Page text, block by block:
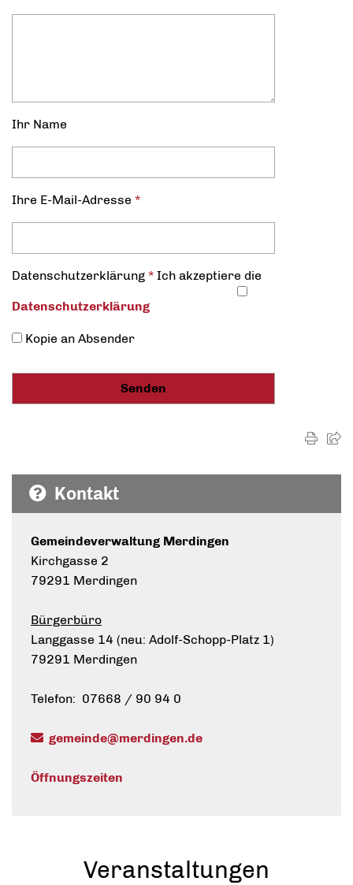
Ihr Name
Ihre E-Mail-Adresse *
Datenschutz­erklärung * Ich akzeptiere die
Datenschutz­erklärung
Kopie an Absender
Kontakt
Gemeindeverwaltung Merdingen
Kirchgasse 2
79291 Merdingen
Bürgerbüro
Langgasse 14 (neu: Adolf-Schopp-Platz 1)
79291 Merdingen
Telefon: 07668 / 90 94 0
gemeinde@merdingen.de
Öffnungszeiten
Veranstaltungen